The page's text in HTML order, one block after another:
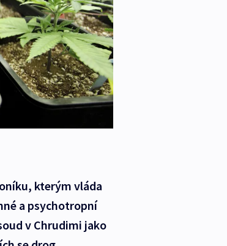
kterým vláda
a psychotropní
v Chrudimi jako